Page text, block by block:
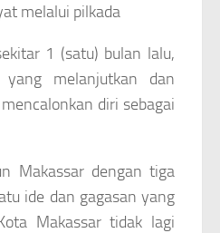
melalui pilkada
1 (satu) bulan lalu,
melanjutkan dan
diri sebagai
Makassar dengan tiga
ide dan gagasan yang
Makassar tidak lagi